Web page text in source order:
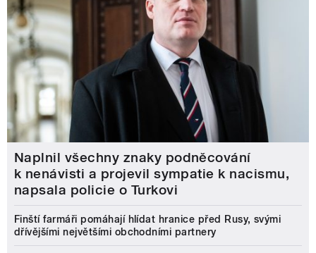
Naplnil všechny znaky podněcování
k nenávisti a projevil sympatie k nacismu,
napsala policie o Turkovi
Finští farmáři pomáhají hlídat hranice před Rusy, svými
dřívějšími největšími obchodními partnery